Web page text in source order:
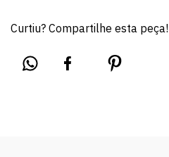
Curtiu? Compartilhe esta peça!